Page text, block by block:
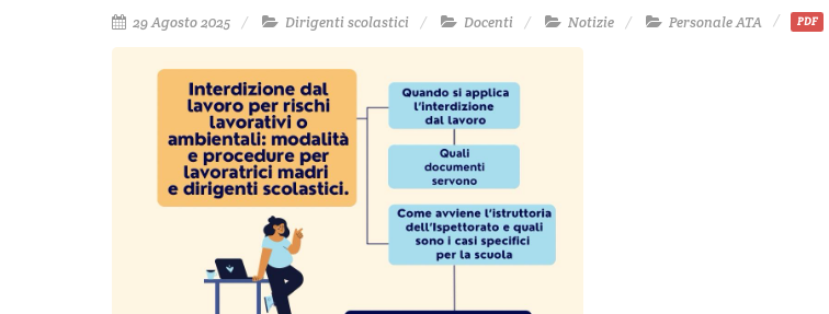
29 Agosto 2025 Dirigenti scolastici Docenti Notizie Personale ATA PDF